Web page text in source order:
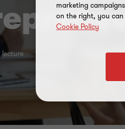
lecture
marketing
on the right, you
Cookie Policy